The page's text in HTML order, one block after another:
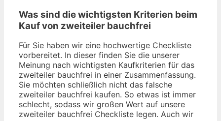
Was sind die wichtigsten Kriterien beim
Kauf von zweiteiler bauchfrei
Für Sie haben wir eine hochwertige Checkliste
vorbereitet. In dieser finden Sie die unserer
Meinung nach wichtigsten Kaufkriterien für das
zweiteiler bauchfrei in einer Zusammenfassung.
Sie möchten schließlich nicht das falsche
zweiteiler bauchfrei kaufen. So etwas ist immer
schlecht, sodass wir großen Wert auf unsere
zweiteiler bauchfrei Checkliste legen. Auch wir